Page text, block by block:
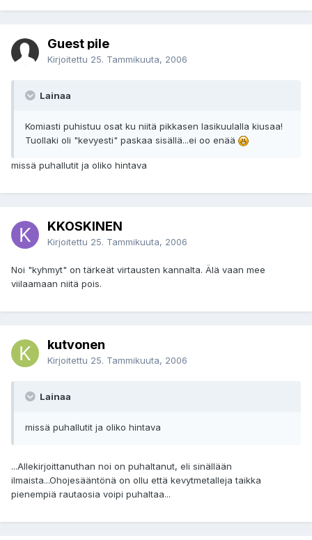
Guest pile
Kirjoitettu 25. Tammikuuta, 2006
Lainaa
Komiasti puhistuu osat ku niitä pikkasen lasikuulalla kiusaa!
Tuollaki oli "kevyesti" paskaa sisällä...ei oo enää
missä puhallutit ja oliko hintava
KKOSKINEN
Kirjoitettu 25. Tammikuuta, 2006
Noi "kyhmyt" on tärkeät virtausten kannalta. Älä vaan mee
viilaamaan niitä pois.
kutvonen
Kirjoitettu 25. Tammikuuta, 2006
Lainaa
missä puhallutit ja oliko hintava
...Allekirjoittanuthan noi on puhaltanut, eli sinällään
ilmaista...Ohojesääntönä on ollu että kevytmetalleja taikka
pienempiä rautaosia voipi puhaltaa...